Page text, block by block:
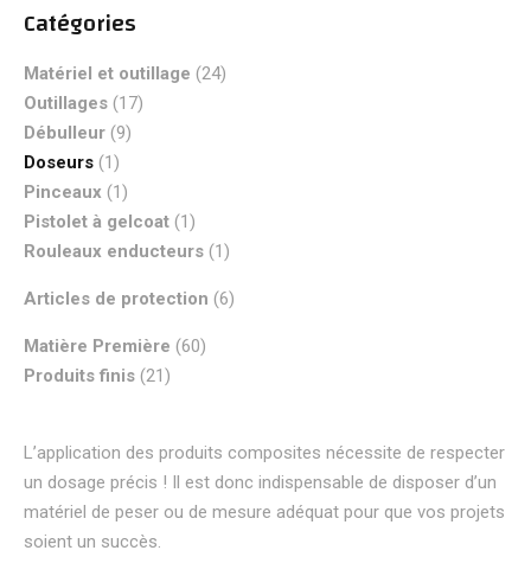
L’application des produits composites nécessite de respecter
un dosage précis ! Il est donc indispensable de disposer d’un
matériel de peser ou de mesure adéquat pour que vos projets
soient un succès.
Catégories
Matériel et outillage (24)
Outillages (17)
Débulleur (9)
Doseurs (1)
Pinceaux (1)
Pistolet à gelcoat (1)
Rouleaux enducteurs (1)
Articles de protection (6)
Matière Première (60)
Produits finis (21)